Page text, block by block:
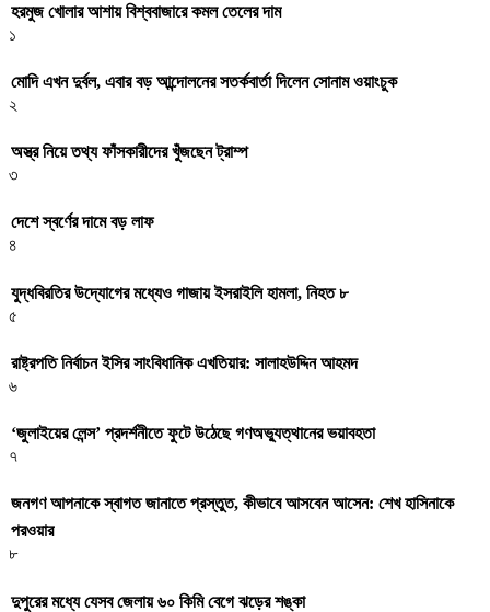
হরমুজ খোলার আশায় বিশ্ববাজারে কমল তেলের দাম
১
মোদি এখন দুর্বল, এবার বড় আন্দোলনের সতর্কবার্তা দিলেন সোনাম ওয়াংচুক
২
অস্ত্র নিয়ে তথ্য ফাঁসকারীদের খুঁজছেন ট্রাম্প
৩
দেশে স্বর্ণের দামে বড় লাফ
৪
যুদ্ধবিরতির উদ্যোগের মধ্যেও গাজায় ইসরাইলি হামলা, নিহত ৮
৫
রাষ্ট্রপতি নির্বাচন ইসির সাংবিধানিক এখতিয়ার: সালাহউদ্দিন আহমদ
৬
‘জুলাইয়ের লেন্স’ প্রদর্শনীতে ফুটে উঠেছে গণঅভ্যুত্থানের ভয়াবহতা
৭
জনগণ আপনাকে স্বাগত জানাতে প্রস্তুত, কীভাবে আসবেন আসেন: শেখ হাসিনাকে
পরওয়ার
৮
দুপুরের মধ্যে যেসব জেলায় ৬০ কিমি বেগে ঝড়ের শঙ্কা